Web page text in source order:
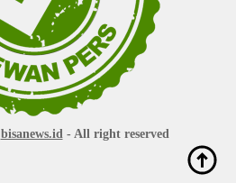
bisanews.id- All right reserved